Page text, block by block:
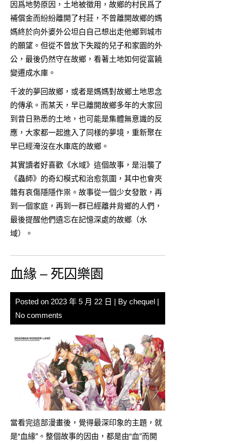
因爲地勢原因，土地被徵用，故鄉的村民爲了
補償金而紛紛離開了村莊，不曾離開故鄉的媽
媽終於向外婆外公坦白自己想出走他鄉到城市
的願望。但從不曾放下失蹤的兒子和家園的外
公，最後仍然守在故鄉，看著土地如何從富饒
變遷成水庫。
千波的夢回故鄉，或者是媽媽對故鄉土地思念
的傳承。而某天，早已離開故鄉多年的大家回
到昔日熟悉的土地，也可能是集體無意識的反
應，大家都一起進入了同樣的夢境，重新聚在
早已經淹沒在水庫底的故鄉。
其實讀者好喜歡《水域》這個故事，是沿襲了
《蟲師》的奇幻模式和治愈氛圍，其中也會夾
雜有哀傷隱隱作祟。故事從一個少女發散，再
到一個家庭，再到一群已經離井背鄉的人們，
最後提醒他們遺忘在記憶深處的故鄉（水
域）。
血緣 – 死囚樂園
Posted on 2023 年 5 月 22 日 | By chequel |
No comments
當看完這部漫畫後，覺得最深印象的主題，就
是“血緣”。整個故事的因由，都是由“血”而開